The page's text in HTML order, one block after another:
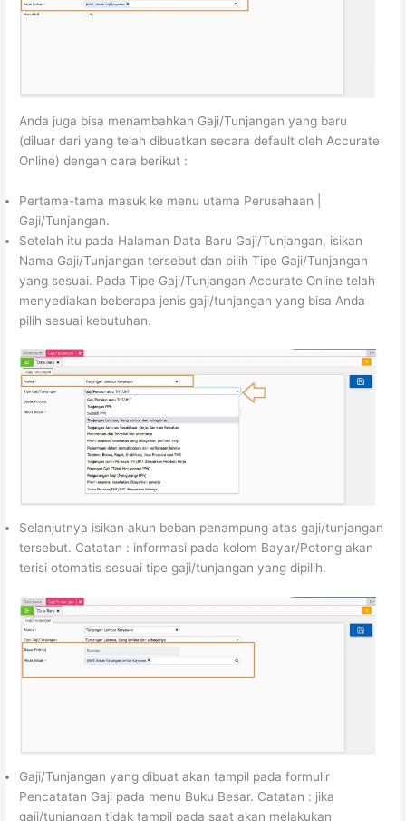
Anda juga bisa menambahkan Gaji/Tunjangan yang baru
(diluar dari yang telah dibuatkan secara default oleh Accurate
Online) dengan cara berikut :
Pertama-tama masuk ke menu utama Perusahaan |
Gaji/Tunjangan.
Setelah itu pada Halaman Data Baru Gaji/Tunjangan, isikan
Nama Gaji/Tunjangan tersebut dan pilih Tipe Gaji/Tunjangan
yang sesuai. Pada Tipe Gaji/Tunjangan Accurate Online telah
menyediakan beberapa jenis gaji/tunjangan yang bisa Anda
pilih sesuai kebutuhan.
Selanjutnya isikan akun beban penampung atas gaji/tunjangan
tersebut. Catatan : informasi pada kolom Bayar/Potong akan
terisi otomatis sesuai tipe gaji/tunjangan yang dipilih.
Gaji/Tunjangan yang dibuat akan tampil pada formulir
Pencatatan Gaji pada menu Buku Besar. Catatan : jika
gaji/tunjangan tidak tampil pada saat akan melakukan